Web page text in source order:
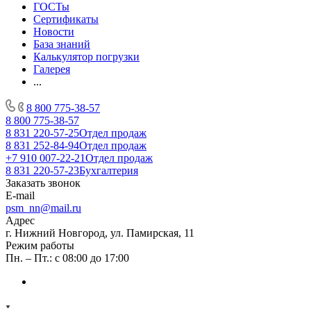
ГОСТы
Сертификаты
Новости
База знаний
Калькулятор погрузки
Галерея
...
8 800 775-38-57
8 800 775-38-57
8 831 220-57-25Отдел продаж
8 831 252-84-94Отдел продаж
+7 910 007-22-21Отдел продаж
8 831 220-57-23Бухгалтерия
Заказать звонок
E-mail
psm_nn@mail.ru
Адрес
г. Нижний Новгород, ул. Памирская, 11
Режим работы
Пн. – Пт.: с 08:00 до 17:00